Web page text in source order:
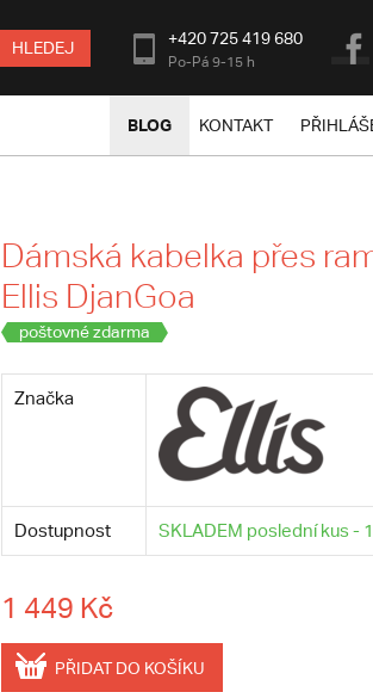
HLEDEJ +420 725 419 680
Po-Pá 9-15 h
BLOG KONTAKT
Dámská kabelka přes
Ellis DjanGoa
poštovné zdarma
Značka
Dostupnost SKLADEM poslední kus -
1 449 Kč
PŘIDAT DO KOŠÍKU